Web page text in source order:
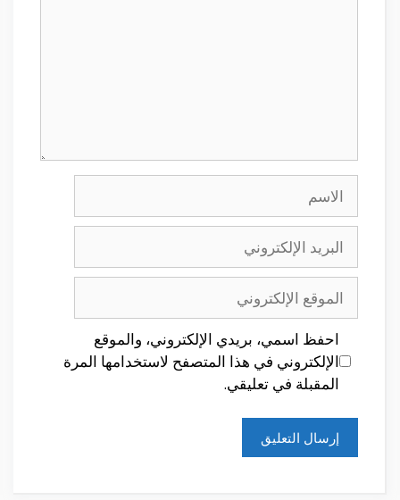
الاسم
البريد
الإلكتروني
الموقع
الإلكتروني
احفظ اسمي، بريدي الإلكتروني، والموقع
الإلكتروني في هذا المتصفح لاستخدامها المرة
المقبلة في تعليقي.